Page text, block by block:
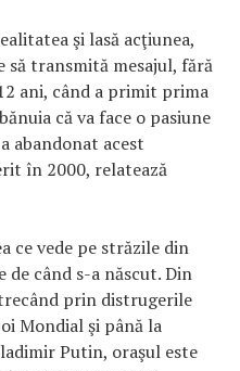
şi lasă acţiunea,
să transmită mesajul, fără
ani, când a primit prima
că va face o pasiune
abandonat acest
în 2000, relatează
ce vede pe străzile din
de când s-a născut. Din
prin distrugerile
Mondial şi până la
Putin, oraşul este